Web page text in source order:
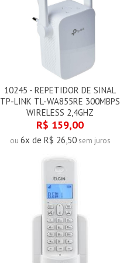
10245 - REPETIDOR DE SINAL
TP-LINK TL-WA855RE 300MBPS
WIRELESS 2,4GHZ
R$ 159,00
ou 6x de R$ 26,50sem juros